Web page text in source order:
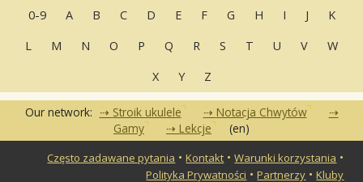
0-9 A B C D E F G H I J
K
L
M N O P Q R S T U V
W
X
Y Z
Our network: Stroik ukulele
Notacja Chwytów
Gamy
Lekcje (en)
Często zadawane pytania •Kontakt •Warunki korzystania •
Polityka Prywatności •Partnerzy •Kluby